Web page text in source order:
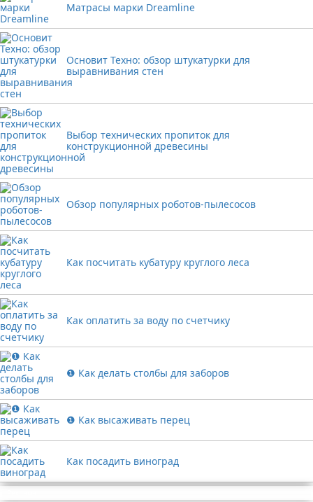
Матрасы марки Dreamline
Основит Техно: обзор штукатурки для
выравнивания стен
Выбор технических пропиток для
конструкционной древесины
Обзор популярных роботов-пылесосов
Как посчитать кубатуру круглого леса
Как оплатить за воду по счетчику
❶ Как делать столбы для заборов
❶ Как высаживать перец
Как посадить виноград